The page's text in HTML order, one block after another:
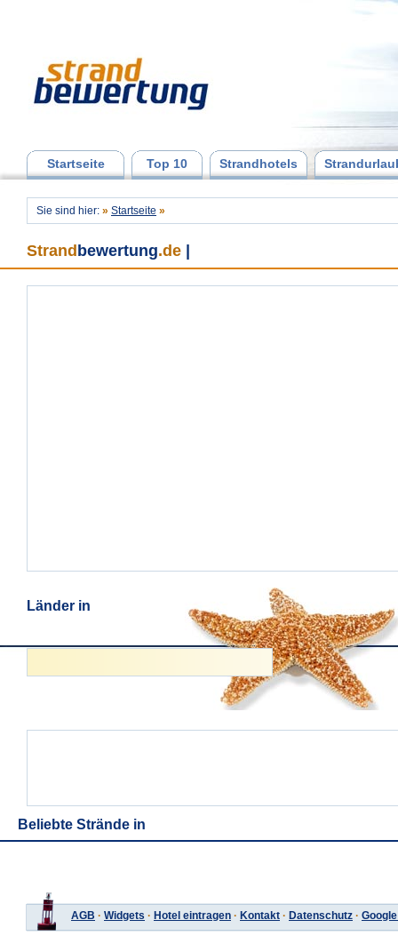
Startseite Top 10 Strandhotels
Sie sind hier: » Startseite »
Strand bewertung.de
Länder in
Beliebte Strände in
AGB · Widgets · Hotel eintragen · Kontakt · Datenschutz ·